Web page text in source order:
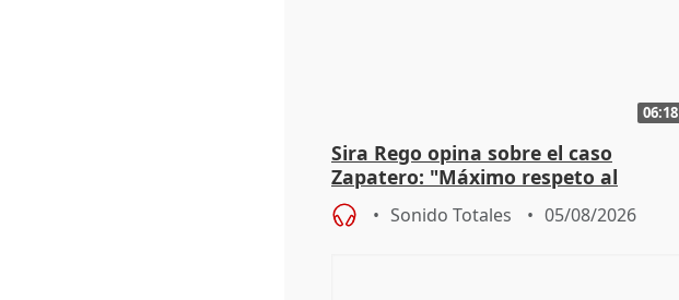
06:18
Sira Rego opina sobre el caso
Zapatero: "Máximo respeto al
proceso judicial"
Sonido Totales 05/08/2026